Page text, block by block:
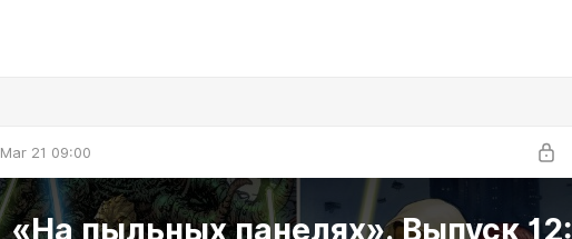
Mar 21 09:00
«На пыльных панелях». Выпуск 12: